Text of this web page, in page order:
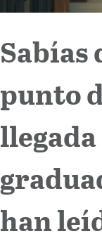
Sabías
punto
han